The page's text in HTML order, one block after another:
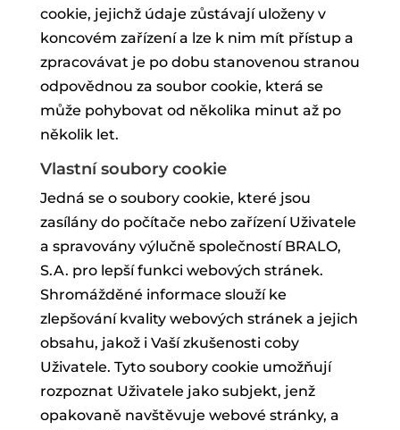
cookie, jejichž údaje zůstávají uloženy v
koncovém zařízení a lze k nim mít přístup a
zpracovávat je po dobu stanovenou stranou
odpovědnou za soubor cookie, která se
může pohybovat od několika minut až po
několik let.
Vlastní soubory cookie
Jedná se o soubory cookie, které jsou
zasílány do počítače nebo zařízení Uživatele
a spravovány výlučně společností BRALO,
S.A. pro lepší funkci webových stránek.
Shromážděné informace slouží ke
zlepšování kvality webových stránek a jejich
obsahu, jakož i Vaší zkušenosti coby
Uživatele. Tyto soubory cookie umožňují
rozpoznat Uživatele jako subjekt, jenž
opakovaně navštěvuje webové stránky, a